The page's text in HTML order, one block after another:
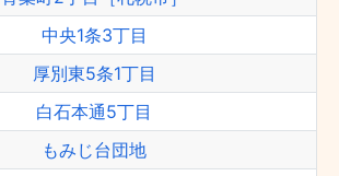
中央1条3丁目
厚別東5条1丁目
白石本通5丁目
もみじ台団地